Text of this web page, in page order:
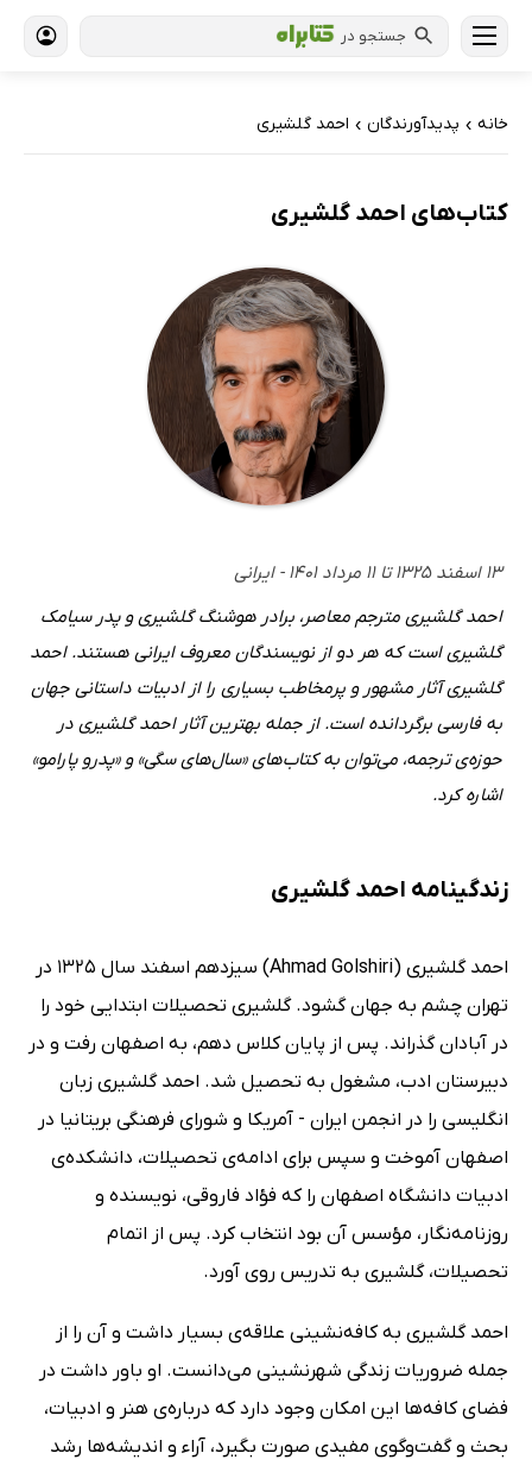
جستجو در
خانه › پدیدآورندگان › احمد گلشیری
کتاب‌های احمد گلشیری
۱۳ اسفند ۱۳۲۵ تا ۱۱ مرداد ۱۴۰۱ - ایرانی
احمد گلشیری مترجم معاصر، برادر هوشنگ گلشیری و پدر سیامک
گلشیری است که هر دو از نویسندگان معروف ایرانی هستند. احمد
گلشیری آثار مشهور و پرمخاطب بسیاری را از ادبیات داستانی جهان
به فارسی برگردانده است. از جمله بهترین آثار احمد گلشیری در
حوزه‌ی ترجمه، می‌توان به کتاب‌های «سال‌های سگی» و «پدرو پارامو»
اشاره کرد.
زندگینامه احمد گلشیری
احمد گلشیری (Ahmad Golshiri) سیزدهم اسفند سال 1325 در
تهران چشم به جهان گشود. گلشیری تحصیلات ابتدایی خود را
در آبادان گذراند. پس از پایان کلاس دهم، به اصفهان رفت و در
دبیرستان ادب، مشغول به تحصیل شد. احمد گلشیری زبان
انگلیسی را در انجمن ایران - آمریکا و شورای فرهنگی بریتانیا در
اصفهان آموخت و سپس برای ادامه‌ی تحصیلات، دانشکده‌ی
ادبیات دانشگاه اصفهان را که فؤاد فاروقی، نویسنده و
روزنامه‌نگار، مؤسس آن بود انتخاب کرد. پس از اتمام
تحصیلات، گلشیری به تدریس روی آورد.
احمد گلشیری به کافه‌نشینی علاقه‌ی بسیار داشت و آن را از
جمله ضروریات زندگی شهرنشینی می‌دانست. او باور داشت در
فضای کافه‌ها این امکان وجود دارد که درباره‌ی هنر و ادبیات،
بحث و گفت‌وگوی مفیدی صورت بگیرد، آراء و اندیشه‌ها رشد